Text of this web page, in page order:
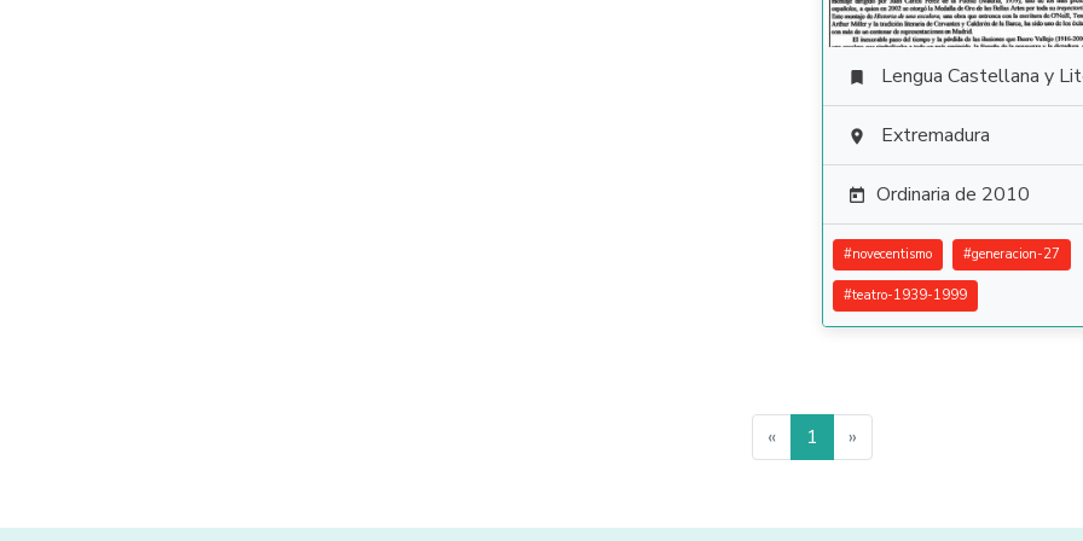
 Lengua Castellana y
 Extremadura
 Ordinaria de 2010
#novecentismo #generacion-27
#teatro-1939-1999
« 1 »